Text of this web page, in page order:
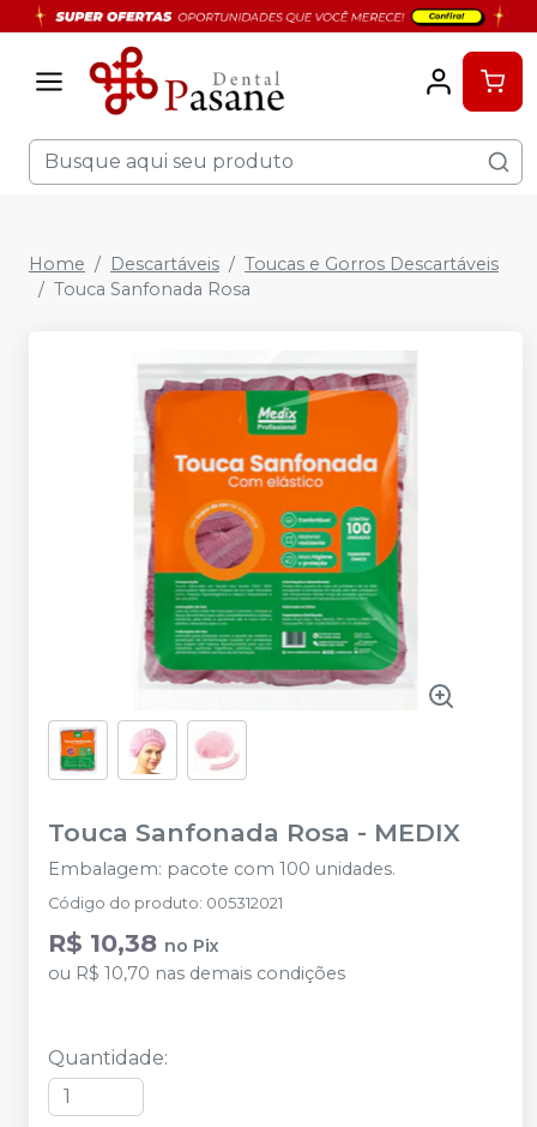
Home Descartáveis
Toucas e Gorros Descartáveis
Touca Sanfonada Rosa
Touca Sanfonada Rosa - MEDIX
Embalagem: pacote com 100 unidades.
Código do produto: 005312021
R$ 10,38 no Pix
ou R$ 10,70 nas demais condições
Quantidade: